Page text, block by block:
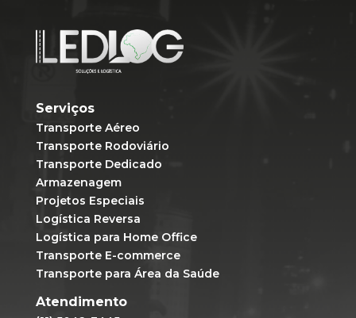
Serviços
Transporte Aéreo
Transporte Rodoviário
Transporte Dedicado
Armazenagem
Projetos Especiais
Logística Reversa
Logística para Home Office
Transporte E-commerce
Transporte para Área da Saúde
Atendimento